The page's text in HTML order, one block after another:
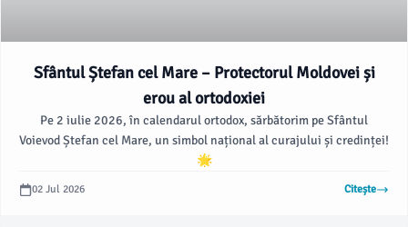
Sfântul Ștefan cel Mare – Protectorul Moldovei și
erou al ortodoxiei
Pe 2 iulie 2026, în calendarul ortodox, sărbătorim pe Sfântul
Voievod Ștefan cel Mare, un simbol național al curajului și credinței!
🌟
02 Jul 2026 Citește